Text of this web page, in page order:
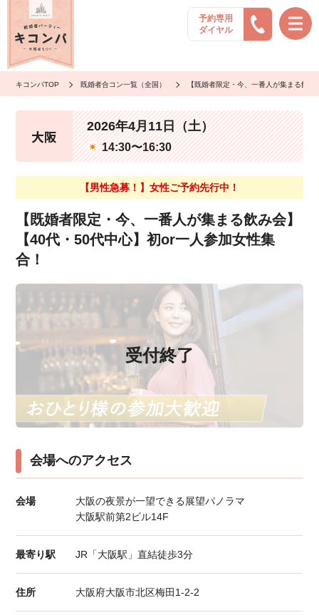
予約専用
ダイヤル
キコンパTOP 既婚者合コン一覧（全国） 【既婚者限定・今、一番人が集まる飲
大阪
2026年4月11日（土）
14:30〜16:30
【男性急募！】女性ご予約先行中！
【既婚者限定・今、一番人が集まる飲み会】
【40代・50代中心】初or一人参加女性集
合！
受付終了
会場へのアクセス
会場
大阪の夜景が一望できる展望パノラマ
大阪駅前第2ビル14F
最寄り駅 JR「大阪駅」直結徒歩3分
住所 大阪府大阪市北区梅田1-2-2